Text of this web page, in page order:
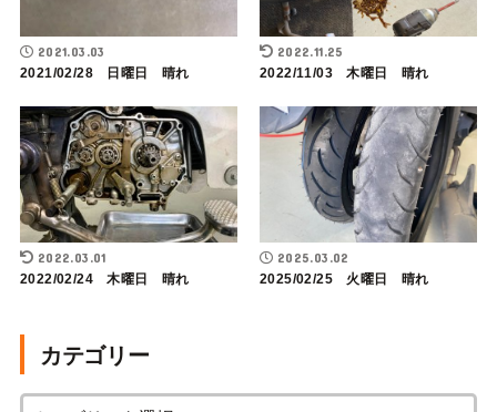
2021.03.03
2021/02/28 日曜日 晴れ
2022.11.25
2022/11/03 木曜日 晴れ
2022.03.01
2022/02/24 木曜日 晴れ
2025.03.02
2025/02/25 火曜日 晴れ
カテゴリー